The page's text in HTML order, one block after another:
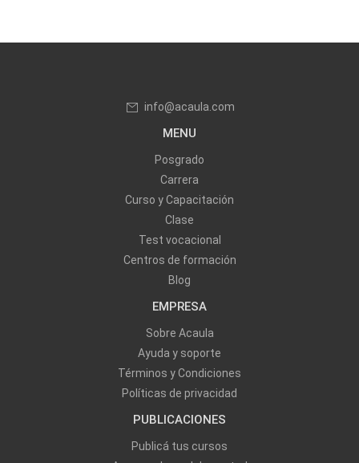
info@acaula.com
MENU
Posgrado
Carrera
Curso y Capacitación
Clase
Test vocacional
Centros de formación
Blog
EMPRESA
Sobre Acaula
Ayuda y soporte
Términos y Condiciones
Políticas de privacidad
PUBLICACIONES
Publicá tus cursos